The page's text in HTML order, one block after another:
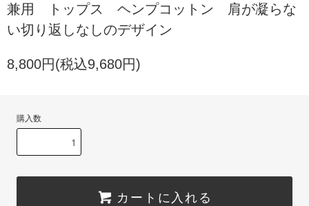
兼用 トップス ヘンプコットン 肩が凝らな
い切り返しなしのデザイン
8,800円(税込9,680円)
購入数
カートに入れる